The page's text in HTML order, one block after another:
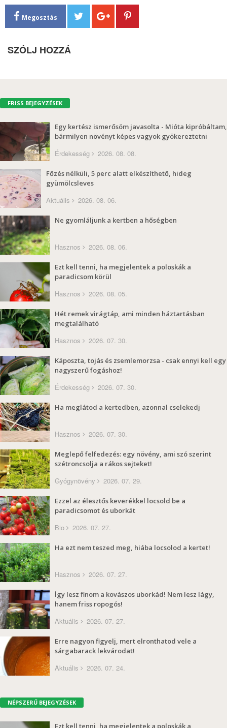
Megosztás
SZÓLJ HOZZÁ
FRISS BEJEGYZÉSEK
Egy kertész ismerősöm javasolta - Mióta kipróbáltam,
bármilyen növényt képes vagyok gyökereztetni
Érdekesség 2026. 08. 08.
Főzés nélküli, 5 perc alatt elkészíthető, hideg
gyümölcsleves
Aktuális 2026. 08. 06.
Ne gyomláljunk a kertben a hőségben
Hasznos 2026. 08. 06.
Ezt kell tenni, ha megjelentek a poloskák a
paradicsom körül
Hasznos 2026. 08. 05.
Hét remek virágtáp, ami minden háztartásban
megtalálható
Hasznos 2026. 07. 30.
Káposzta, tojás és zsemlemorzsa - csak ennyi kell egy
nagyszerű fogáshoz!
Érdekesség 2026. 07. 30.
Ha meglátod a kertedben, azonnal cselekedj
Hasznos 2026. 07. 30.
Meglepő felfedezés: egy növény, ami szó szerint
szétroncsolja a rákos sejteket!
Gyógynövény 2026. 07. 29.
Ezzel az élesztős keverékkel locsold be a
paradicsomot és uborkát
Bio 2026. 07. 27.
Ha ezt nem teszed meg, hiába locsolod a kertet!
Hasznos 2026. 07. 27.
Így lesz finom a kovászos uborkád! Nem lesz lágy,
hanem friss ropogós!
Aktuális 2026. 07. 27.
Erre nagyon figyelj, mert elronthatod vele a
sárgabarack lekvárodat!
Aktuális 2026. 07. 24.
NÉPSZERŰ BEJEGYZÉSEK
Ezt kell tenni, ha megjelentek a poloskák a